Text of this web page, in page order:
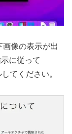
画像の表示が出
に従って
てください。